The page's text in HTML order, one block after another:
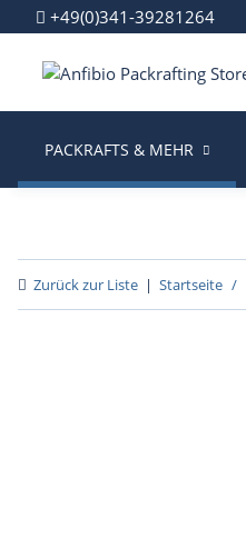
+49(0)341-39281264
PACKRAFTS & MEHR
Zurück zur Liste Startseite